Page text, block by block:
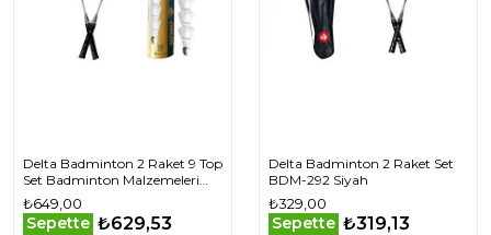
Delta Badminton 2 Raket 9 Top
Set Badminton Malzemeleri
RSB-602 Renkli
₺649,00
Sepette ₺629,53
Delta Badminton 2 Raket Set
BDM-292 Siyah
₺329,00
Sepette ₺319,13